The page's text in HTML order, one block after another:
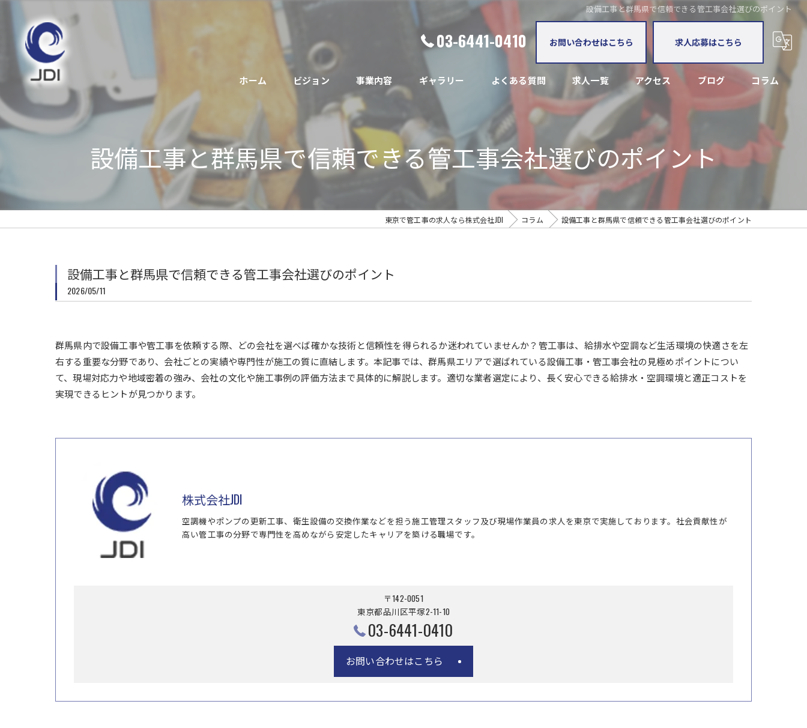
設備工事と群馬県で信頼できる管工事会社選びのポイント
03-6441-0410 お問い合わせはこちら 求人応募はこちら
ホーム ビジョン 事業内容 ギャラリー よくある質問 求人一覧 アクセス
漫画特集
ブログ コラム
設備工事と群馬県で信頼できる管工事会社選びのポイント
東京で管工事の求人なら株式会社JDI コラム 設備工事と群馬県で信頼できる管工事会社選びのポイント
設備工事と群馬県で信頼できる管工事会社選びのポイント
2026/05/11
群馬県内で設備工事や管工事を依頼する際、どの会社を選べば確かな技術と信頼性を得られるか迷われていませんか？管工事は、給排水や空調など生活環境の快適さを左
右する重要な分野であり、会社ごとの実績や専門性が施工の質に直結します。本記事では、群馬県エリアで選ばれている設備工事・管工事会社の見極めポイントについ
て、現場対応力や地域密着の強み、会社の文化や施工事例の評価方法まで具体的に解説します。適切な業者選定により、長く安心できる給排水・空調環境と適正コストを
実現できるヒントが見つかります。
株式会社JDI
空調機やポンプの更新工事、衛生設備の交換作業などを担う施工管理スタッフ及び現場作業員の求人を東京で実施しております。社会貢献性が
高い管工事の分野で専門性を高めながら安定したキャリアを築ける職場です。
〒142-0051
東京都品川区平塚2-11-10
03-6441-0410
お問い合わせはこちら